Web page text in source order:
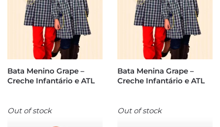
Bata Menino Grape –
Creche Infantário e ATL
Bata Menina Grape –
Creche Infantário e ATL
Out of stock Out of stock